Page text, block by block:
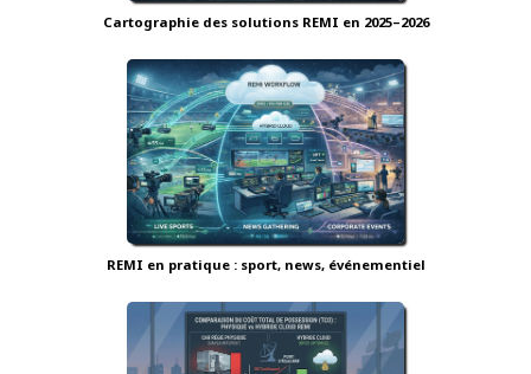
Cartographie des solutions REMI en 2025–2026
REMI en pratique : sport, news, événementiel